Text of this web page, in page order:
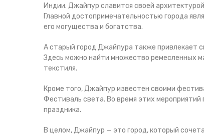
Индии. Джайпур славится своей
Главной достопримечательностью города
его могущества и богатства.
А старый город Джайпура также привлекает
Здесь можно найти множество ремесленных
текстиля.
Кроме того, Джайпур известен своими
Фестиваль света. Во время этих
праздника.
В целом, Джайпур — это город, который